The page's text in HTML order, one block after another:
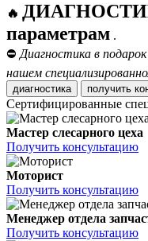
🔥
параметрам .
⛔ Диагностика в
нашем
диагностика получить
Сертифицированные
Мастер слесарного цеха
Получить консультацию
Моторист
Получить консультацию
Менеджер отдела
Получить консультацию